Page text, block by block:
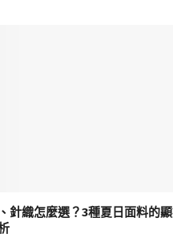
針織怎麼選？3種夏日面料的